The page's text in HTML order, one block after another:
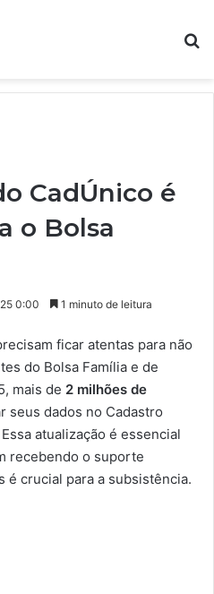
CadÚnico é
o Bolsa
0:00 1 minuto de leitura
ficar atentas para não
do Bolsa Família e de
mais de 2 milhões de
seus dados no Cadastro
atualização é essencial
recebendo o suporte
é crucial para a subsistência.